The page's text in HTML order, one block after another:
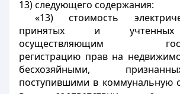
13) следующего содержания:
«13) стоимость
принятых и учтенных
осуществляющим
регистрацию прав на
бесхозяйными,
поступившими в коммунальную